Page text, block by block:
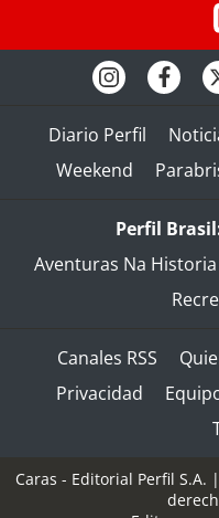
Diario Perfil
Weekend
Perfil
Aventuras Na Historia
Canales RSS
Privacidad
Caras - Editorial Perfil S.A.